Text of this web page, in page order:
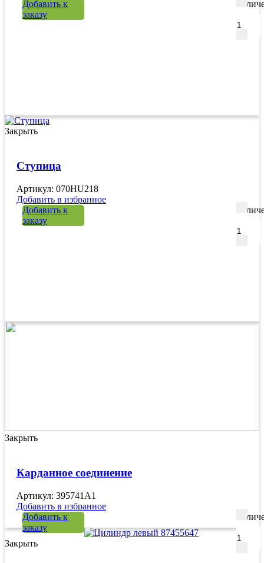
Добавить к
заказу
Закрыть
Ступица
Артикул: 070HU218
Добавить в избранное
Добавить к
заказу
Закрыть
Карданное соединение
Артикул: 395741A1
Добавить в избранное
Добавить к
заказу
Закрыть